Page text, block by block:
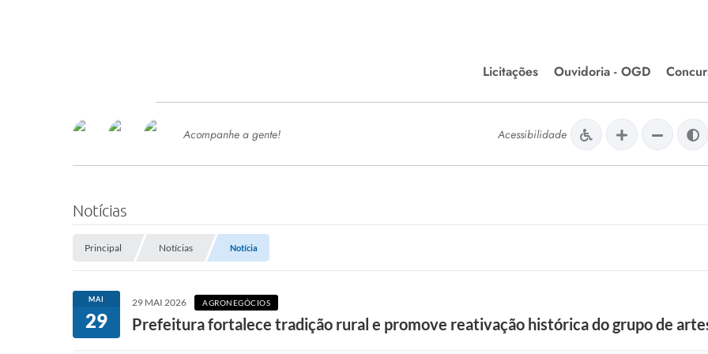
Licitações
Editais de Licitações
Chamamentos Públicos
Ouvidoria - OGD
SERVIÇOS
SEMED
Processo de Contratação -
Concursos e Processos Seletivos
Esporte
Meio Ambiente
Diário Oficial
Acompanhe a gente! Acessibilidade
Notícias
Principal Notícias Notícia
MAI
29
29 MAI 2026 AGRONEGÓCIOS
Prefeitura fortalece tradição rural e promove reativação histórica do grupo de